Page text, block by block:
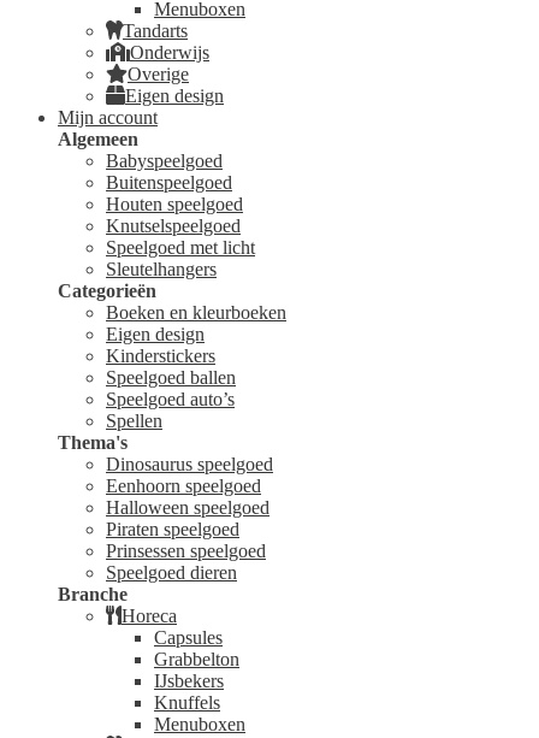
Menuboxen
Tandarts
Onderwijs
Overige
Eigen design
Mijn account
Algemeen
Babyspeelgoed
Buitenspeelgoed
Houten speelgoed
Knutselspeelgoed
Speelgoed met licht
Sleutelhangers
Categorieën
Boeken en kleurboeken
Eigen design
Kinderstickers
Speelgoed ballen
Speelgoed auto’s
Spellen
Thema's
Dinosaurus speelgoed
Eenhoorn speelgoed
Halloween speelgoed
Piraten speelgoed
Prinsessen speelgoed
Speelgoed dieren
Branche
Horeca
Capsules
Grabbelton
IJsbekers
Knuffels
Menuboxen